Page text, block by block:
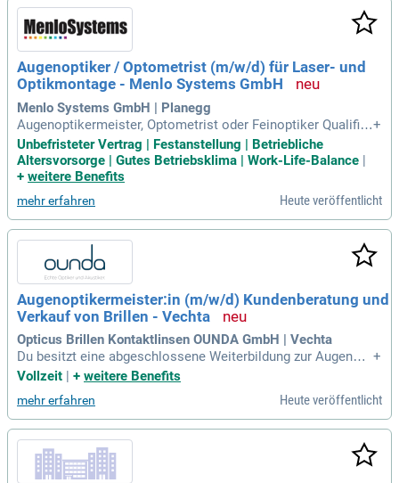
Augenoptiker / Optometrist (m/w/d) für Laser- und
Optikmontage - Menlo Systems GmbH
Menlo Systems GmbH | Planegg
Augenoptikermeister, Optometrist oder Feinoptiker Qualifik
ation: Erste Erfahrung im Bereich Feinmechanik, Optik oder
Präzisionsmontage ist von Vorteil Arbeitsweise: Sorgfältig
e, zuverlässige und qualitätsbewusste Arbeitsweise mit ein
+
Unbefristeter Vertrag | Festanstellung | Betriebliche
Altersvorsorge | Gutes Betriebsklima | Work-Life-Balance |
+ weitere Benefits
mehr erfahren Heute veröffentlicht
Augenoptikermeister:in (m/w/d) Kundenberatung und
Verkauf von Brillen - Vechta
Opticus Brillen Kontaktlinsen OUNDA GmbH | Vechta
Du besitzt eine abgeschlossene Weiterbildung zur Augenopt
ikermeisterin (m/w/d) Du bist leidenschaftliche Augenoptik
am Umgang mit Menschen und einen ausgeprägten Service
gedanken Du arbeitest lösungsorientiert
+
Vollzeit | + weitere Benefits
mehr erfahren Heute veröffentlicht